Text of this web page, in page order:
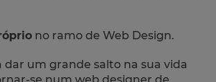
no ramo de Web Design.
dar um grande salto na sua vida
se num web designer de